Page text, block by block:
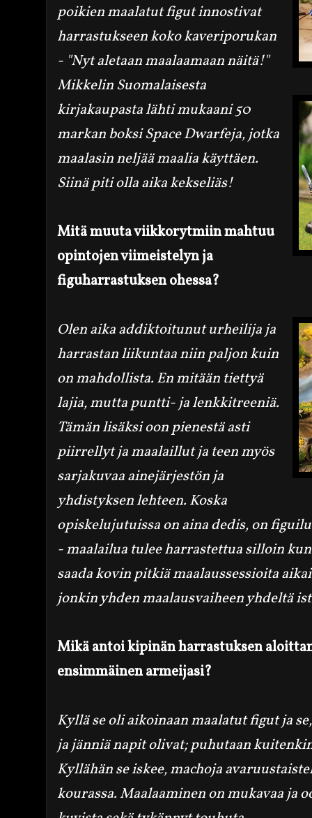
poikien maalatut figut innostivat
harrastukseen koko kaveriporukan
- "Nyt aletaan maalaamaan näitä!"
Mikkelin Suomalaisesta
kirjakaupasta lähti mukaani 50
markan boksi Space Dwarfeja, jotka
maalasin neljää maalia käyttäen.
Siinä piti olla aika kekseliäs!
Mitä muuta viikkorytmiin mahtuu
opintojen viimeistelyn ja
figuharrastuksen ohessa?
Olen aika addiktoitunut urheilija ja
harrastan liikuntaa niin paljon kuin
on mahdollista. En mitään tiettyä
lajia, mutta puntti- ja lenkkitreeniä.
Tämän lisäksi oon pienestä asti
piirrellyt ja maalaillut ja teen myös
sarjakuvaa ainejärjestön ja
yhdistyksen lehteen. Koska
opiskelujutuissa on aina dedis, on
- maalailua tulee harrastettua silloin
saada kovin pitkiä maalaussessioita
jonkin yhden maalausvaiheen yhdeltä
Mikä antoi kipinän harrastuksen
ensimmäinen armeijasi?
Kyllä se oli aikoinaan maalatut figut ja
ja jänniä napit olivat; puhutaan
Kyllähän se iskee, machoja
kourassa. Maalaaminen on mukavaa ja